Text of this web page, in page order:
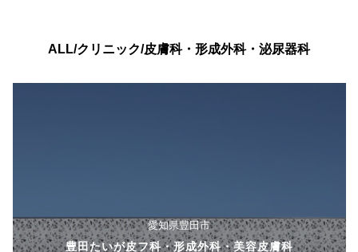
ALL/クリニック/皮膚科・形成外科・泌尿器科
愛知県豊田市
豊田たいが皮フ科・形成外科・美容皮膚科